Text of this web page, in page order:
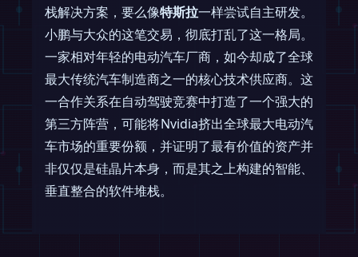
栈解决方案，要么像特斯拉一样尝试自主研发。
小鹏与大众的这笔交易，彻底打乱了这一格局。
一家相对年轻的电动汽车厂商，如今却成了全球
最大传统汽车制造商之一的核心技术供应商。这
一合作关系在自动驾驶竞赛中打造了一个强大的
第三方阵营，可能将Nvidia挤出全球最大电动汽
车市场的重要份额，并证明了最有价值的资产并
非仅仅是硅晶片本身，而是其之上构建的智能、
垂直整合的软件堆栈。